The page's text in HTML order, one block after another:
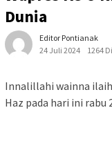
Dunia
Editor Pontianak
24 Juli 2024
1264
Innalillahi wainna
Haz pada hari ini rabu